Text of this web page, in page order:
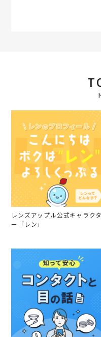
レンズアップル公式キャラクタ
ー「レン」